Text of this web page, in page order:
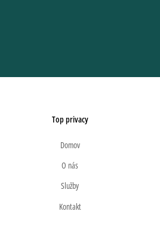
Top privacy
Domov
O nás
Služby
Kontakt